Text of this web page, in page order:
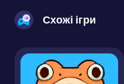
Схожі ігри